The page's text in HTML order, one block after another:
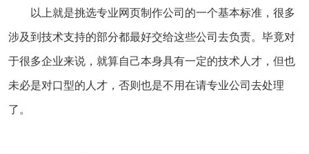
以上就是挑选专业网页制作公司的一个基本标准，很多
涉及到技术支持的部分都最好交给这些公司去负责。毕竟对
于很多企业来说，就算自己本身具有一定的技术人才，但也
未必是对口型的人才，否则也是不用在请专业公司去处理
了。